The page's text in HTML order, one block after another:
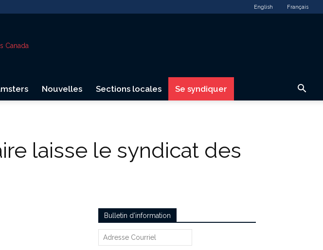
English Français
Nouvelles Sections locales Se syndiquer
laisse le syndicat des
Bulletin d’information